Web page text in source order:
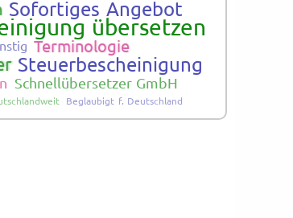
Sofortiges Angebot
übersetzen
Terminologie
Steuerbescheinigung
Schnellübersetzer GmbH
Beglaubigt f. Deutschland